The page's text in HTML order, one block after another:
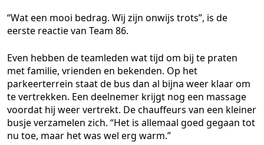
“Wat een mooi bedrag. Wij zijn onwijs trots”, is de
eerste reactie van Team 86.
Even hebben de teamleden wat tijd om bij te praten
met familie, vrienden en bekenden. Op het
parkeerterrein staat de bus dan al bijna weer klaar om
te vertrekken. Een deelnemer krijgt nog een massage
voordat hij weer vertrekt. De chauffeurs van een kleiner
busje verzamelen zich. “Het is allemaal goed gegaan tot
nu toe, maar het was wel erg warm.”